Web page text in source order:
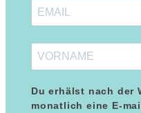
Du erhälst nach der
monatlich eine E-